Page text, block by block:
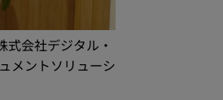
式会社デジタル・
メントソリューシ